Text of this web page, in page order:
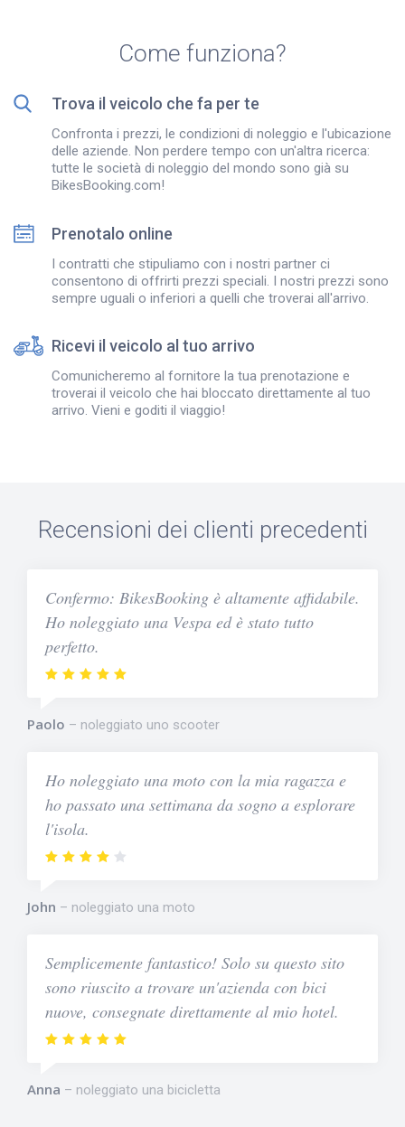
Come funziona?
Trova il veicolo che fa per te
Confronta i prezzi, le condizioni di noleggio e l'ubicazione
delle aziende. Non perdere tempo con un'altra ricerca:
tutte le società di noleggio del mondo sono già su
BikesBooking.com!
Prenotalo online
I contratti che stipuliamo con i nostri partner ci
consentono di offrirti prezzi speciali. I nostri prezzi sono
sempre uguali o inferiori a quelli che troverai all'arrivo.
Ricevi il veicolo al tuo arrivo
Comunicheremo al fornitore la tua prenotazione e
troverai il veicolo che hai bloccato direttamente al tuo
arrivo. Vieni e goditi il viaggio!
Recensioni dei clienti precedenti
Confermo: BikesBooking è altamente affidabile.
Ho noleggiato una Vespa ed è stato tutto
perfetto.
Paolo noleggiato uno scooter
Ho noleggiato una moto con la mia ragazza e
ho passato una settimana da sogno a esplorare
l'isola.
John noleggiato una moto
Semplicemente fantastico! Solo su questo sito
sono riuscito a trovare un'azienda con bici
nuove, consegnate direttamente al mio hotel.
Anna noleggiato una bicicletta